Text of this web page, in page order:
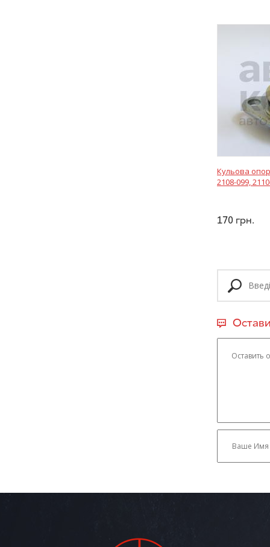
Кульова
2108-099,
170 грн.